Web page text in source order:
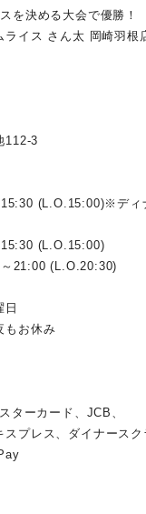
を決める大会で優勝！
イス さん太 岡崎羽根
112-3
(L.O.15:00)※ディ
(L.O.15:00)
21:00 (L.O.20:30)
お休み
ターカード、JCB、
プレス、ダイナースク